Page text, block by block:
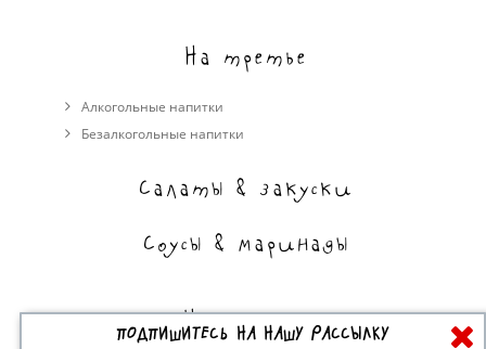
На третье
Алкогольные напитки
Безалкогольные напитки
Салаты & закуски
Соусы & маринады
На сладкое
ПОДПИШИТЕСЬ НА НАШУ РАССЫЛКУ